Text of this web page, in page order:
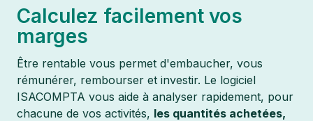
Calculez facilement vos
marges
Être rentable vous permet d'embaucher, vous
rémunérer, rembourser et investir. Le logiciel
ISACOMPTA vous aide à analyser rapidement, pour
chacune de vos activités, les quantités achetées,